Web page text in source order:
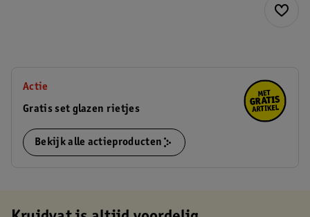
Actie
Gratis set glazen rietjes
Bekijk alle actieproducten